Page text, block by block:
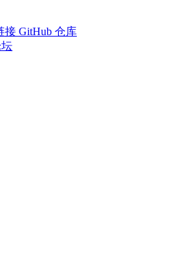
接 GitHub 仓库